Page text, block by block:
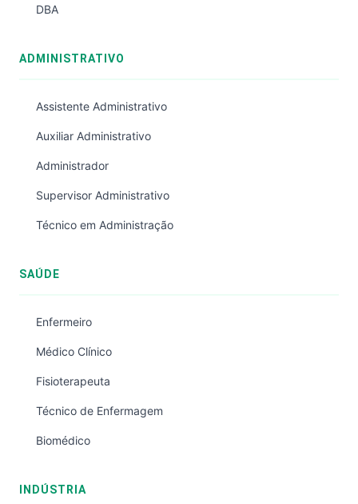
DBA
ADMINISTRATIVO
Assistente Administrativo
Auxiliar Administrativo
Administrador
Supervisor Administrativo
Técnico em Administração
SAÚDE
Enfermeiro
Médico Clínico
Fisioterapeuta
Técnico de Enfermagem
Biomédico
INDÚSTRIA